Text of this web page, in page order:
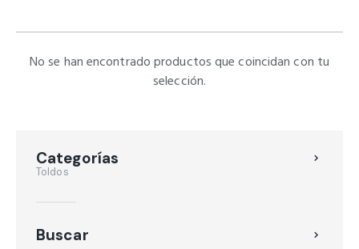
No se han encontrado productos que coincidan con tu
selección.
Categorías
Toldos
Buscar